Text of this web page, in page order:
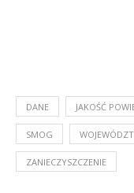
DANE JAKOŚĆ
SMOG
ZANIECZYSZCZENIE